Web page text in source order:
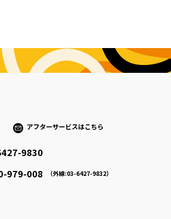
アフターサービスはこちら
9830
979-008 （外線:03-6427-9832）